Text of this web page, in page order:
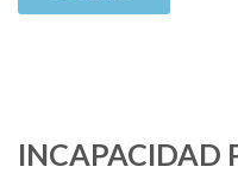
INCAPACIDAD